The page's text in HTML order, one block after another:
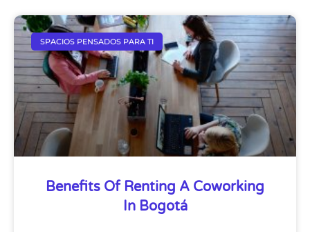
SPACIOS PENSADOS PARA TI
Benefits Of Renting A Coworking
In Bogotá